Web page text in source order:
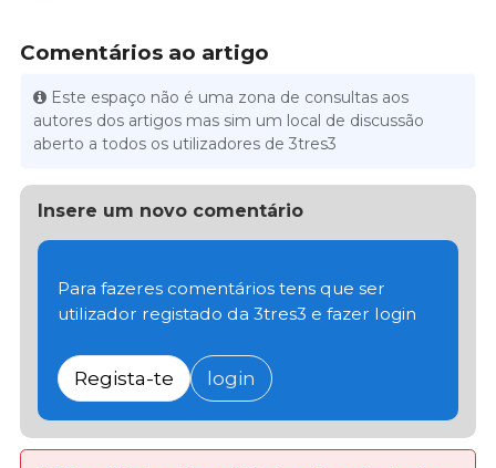
Comentários ao artigo
Este espaço não é uma zona de consultas aos
autores dos artigos mas sim um local de discussão
aberto a todos os utilizadores de 3tres3
Insere um novo comentário
Para fazeres comentários tens que ser
utilizador registado da 3tres3 e fazer login
Regista-te login